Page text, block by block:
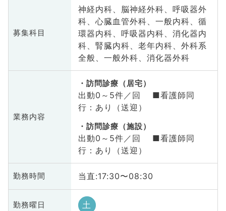
募集科目
神経内科、脳神経外科、呼吸器外
科、心臓血管外科、一般内科、循
環器内科、呼吸器内科、消化器内
科、腎臓内科、老年内科、外科系
全般、一般外科、消化器外科
業務内容
訪問診療（居宅）
出動0～5件／回 ■看護師同
行：あり（送迎）
訪問診療（施設）
出動0～5件／回 ■看護師同
行：あり（送迎）
勤務時間 当直:17:30〜08:30
勤務曜日 土